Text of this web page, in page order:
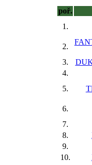
poř.
1.
2.
3.
4.
5.
6.
7.
8.
9.
10.